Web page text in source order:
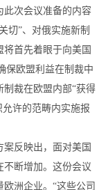
次会议准备的内容
切”、对俄实施新制
首先着眼于向美国
保欧盟利益在制裁中
裁在欧盟内部“获得
许的范畴内实施报
反映出，面对美国
不断增加。这份会议
洲企业。“这些公司